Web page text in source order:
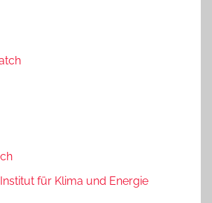
für Klima und Energie